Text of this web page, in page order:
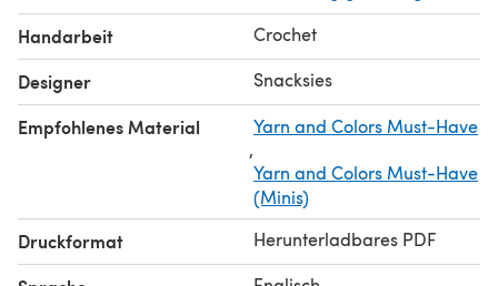
(based on fingering yarn):
-White yarn
-Tan yarn
-Dark brown yarn
-Pink yarn
-Safety Eyes 5mm x2 (use a bigger size if you are using a
-Black embroidery thread
-Stuffing
Handarbeit Crochet
Designer Snacksies
Empfohlenes Material
Yarn and Colors Must-Have
,
Yarn and Colors Must-Have
(Minis)
Druckformat Herunterladbares PDF